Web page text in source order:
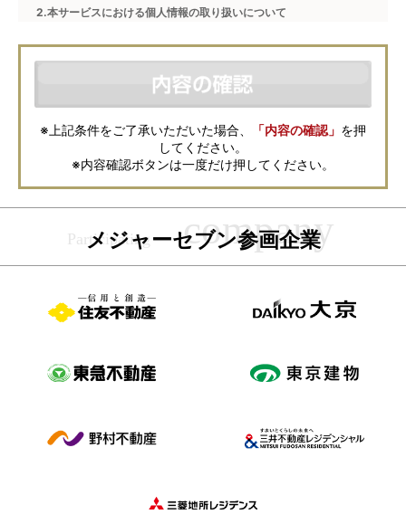
2.本サービスにおける個人情報の取り扱いについて
本フォームからお客様が記入・登録された個人情報は、ダイレクトメール
などの資料送付・電子メールの送信・電話連絡などの目的で資料請求先不
動産会社が利用・保管します。資料請求先不動産会社が保管する個人情報
の取扱いについては、各不動産会社に直接お問合せください。
また、上記とは別にメジャーセブンでは本サービスを円滑に運用するため
に、お客様の個人情報をサービスご利用の控えとして一定期間保管いたし
ます。 ご記入の内容が不明瞭で資料をお送りできない場合、その他当社が
本サービスを円滑に運用するために必要な範囲において、直接メジャーセ
ブンから確認のご連絡をさせていただくことがありますので、あらかじめ
ご了承ください。
メジャーセブンの個人情報の取扱い方針についてはこちらをご覧くださ
※上記条件をご了承いただいた場合、 「内容の確認」 を押
してください。
※内容確認ボタンは一度だけ押してください。
メジャーセブン参画企業